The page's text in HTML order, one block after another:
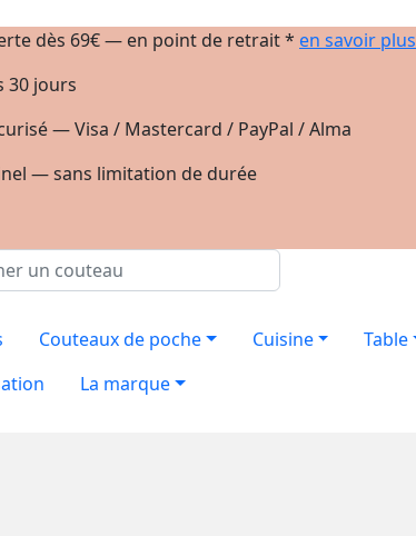
dès 69€ — en point de retrait * en savoir plus
30 jours
— Visa / Mastercard / PayPal / Alma
— sans limitation de durée
Couteaux de poche Cuisine Table
La marque